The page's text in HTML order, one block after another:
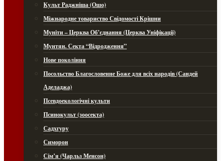
Культ Раджніша (Ошо)
Міжнародне товариство Свідомості Крішни
Муніти – Церква Об’єднання (Церква Уніфікації)
Мунтян. Секта “Відродження”
Нове покоління
Посольство Благословенне Боже для всіх народів (Сандей
Аделаджа)
Псевдоекологічні культи
Псинокульт (зоосекта)
Садхгуру
Симорон
Сім’я (Чарльз Менсон)